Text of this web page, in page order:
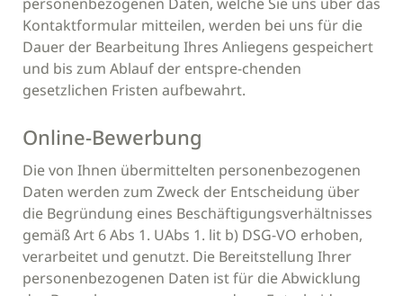
Kontaktformular mitteilen, werden bei uns für die
Dauer der Bearbeitung Ihres Anliegens gespeichert
und bis zum Ablauf der entspre-chenden
gesetzlichen Fristen aufbewahrt.
Online-Bewerbung
Die von Ihnen übermittelten personenbezogenen
Daten werden zum Zweck der Entscheidung über
die Begründung eines Beschäftigungsverhältnisses
gemäß Art 6 Abs 1. UAbs 1. lit b) DSG-VO erhoben,
verarbeitet und genutzt. Die Bereitstellung Ihrer
personenbezogenen Daten ist für die Abwicklung